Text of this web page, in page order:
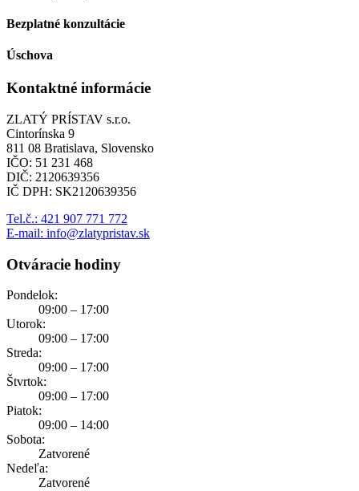
Bezplatné konzultácie
Úschova
Kontaktné informácie
ZLATÝ PRÍSTAV s.r.o.
Cintorínska 9
811 08 Bratislava, Slovensko
IČO: 51 231 468
DIČ: 2120639356
IČ DPH: SK2120639356
Tel.č.: 421 907 771 772
E-mail: info@zlatypristav.sk
Otváracie hodiny
Pondelok:
09:00 – 17:00
Utorok:
09:00 – 17:00
Streda:
09:00 – 17:00
Štvrtok:
09:00 – 17:00
Piatok:
09:00 – 14:00
Sobota:
Zatvorené
Nedeľa:
Zatvorené